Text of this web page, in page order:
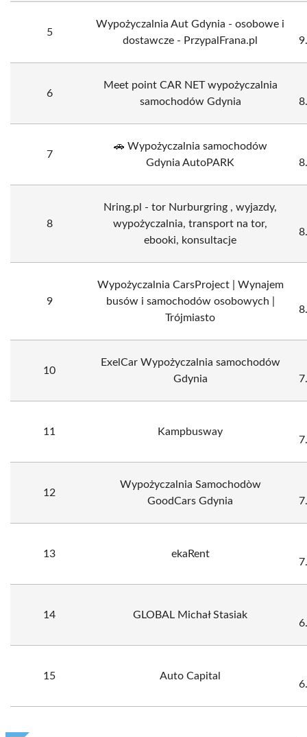
5
Wypożyczalnia Aut Gdynia - osobowe i
dostawcze - PrzypalFrana.pl
6
Meet point CAR NET wypożyczalnia
samochodów Gdynia
7
🚗 Wypożyczalnia samochodów
Gdynia AutoPARK
8
Nring.pl - tor Nurburgring , wyjazdy,
wypożyczalnia, transport na tor,
ebooki, konsultacje
9
Wypożyczalnia CarsProject | Wynajem
busów i samochodów osobowych |
Trójmiasto
10
ExelCar Wypożyczalnia samochodów
Gdynia
11 Kampbusway
12
Wypożyczalnia Samochodòw
GoodCars Gdynia
13 ekaRent
14 GLOBAL Michał Stasiak
15 Auto Capital